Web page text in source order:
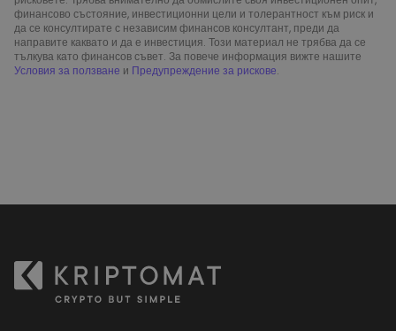
финансово състояние, инвестиционни цели и толерантност към риск и
да се консултирате с независим финансов консултант, преди да
направите каквато и да е инвестиция. Този материал не трябва да се
тълкува като финансов съвет. За повече информация вижте нашите
Условия за ползване и Предупреждение за рискове.